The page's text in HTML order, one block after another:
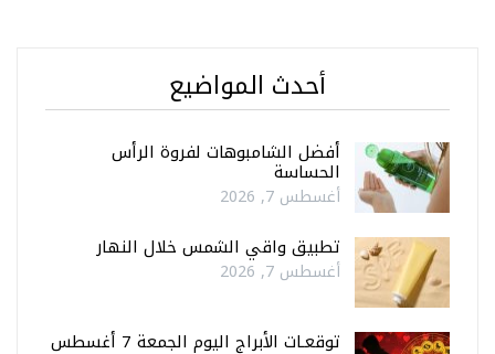
أحدث المواضيع
أفضل الشامبوهات لفروة الرأس
الحساسة
أغسطس 7, 2026
تطبيق واقي الشمس خلال النهار
أغسطس 7, 2026
توقعـات الأبراج اليوم الجمعة 7 أغسطس